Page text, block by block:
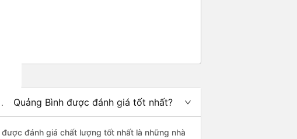
Quảng Bình được đánh giá tốt nhất?
đánh giá chất lượng tốt nhất là những nhà